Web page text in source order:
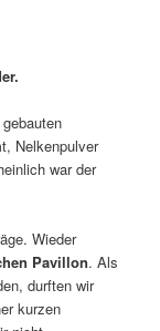
Nelkenpulver
war der
Wieder
Pavillon. Als
durften wir
kurzen